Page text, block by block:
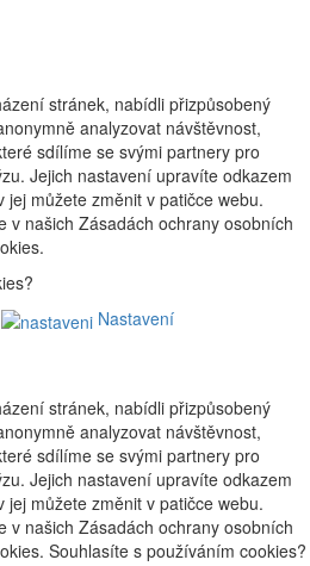
stránek, nabídli přizpůsobený
analyzovat návštěvnost,
sdílíme se svými partnery pro
Jejich nastavení upravíte odkazem
můžete změnit v patičce webu.
v našich Zásadách ochrany osobních
Nastavení
stránek, nabídli přizpůsobený
analyzovat návštěvnost,
sdílíme se svými partnery pro
Jejich nastavení upravíte odkazem
můžete změnit v patičce webu.
v našich Zásadách ochrany osobních
Souhlasíte s používáním cookies?